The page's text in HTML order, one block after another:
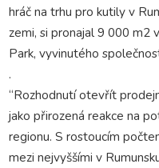
hráč na trhu pro kutily v
zemi, si pronajal 9 000 m2
Park, vyvinutého
.
“Rozhodnutí otevřít
jako přirozená reakce na
regionu. S rostoucím
mezi nejvyššími v